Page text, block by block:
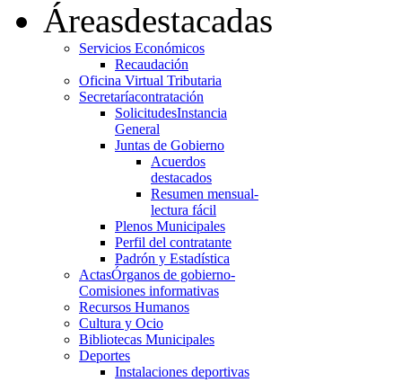
Áreasdestacadas
Servicios Económicos
Recaudación
Oficina Virtual Tributaria
Secretaríacontratación
SolicitudesInstancia
General
Juntas de Gobierno
Acuerdos
destacados
Resumen mensual-
lectura fácil
Plenos Municipales
Perfil del contratante
Padrón y Estadística
ActasÓrganos de gobierno-
Comisiones informativas
Recursos Humanos
Cultura y Ocio
Bibliotecas Municipales
Deportes
Instalaciones deportivas